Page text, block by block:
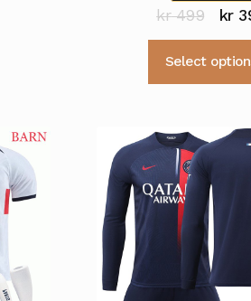
Alternativene
kan
velges
på
kr499
pris
var:
kr
Select